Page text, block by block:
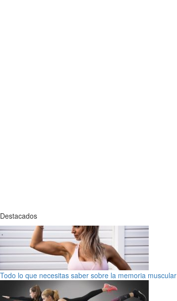
Destacados
Todo lo que necesitas saber sobre la memoria muscular